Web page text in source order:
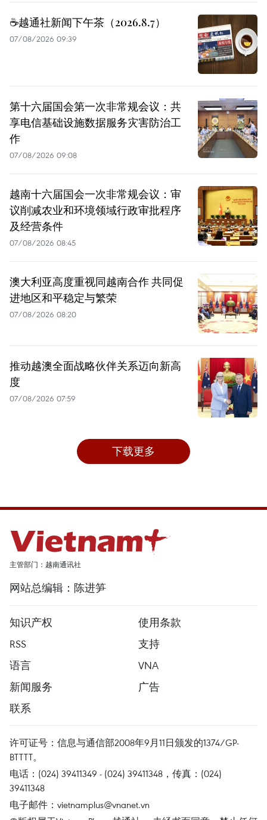
☕️越通社新闻下午茶（2026.8.7）
07/08/2026 09:39
第十六届国会第一次非常规会议：共
享电信基础设施数据服务灾害防治工
作
07/08/2026 09:08
越南十六届国会一次非常规会议：审
议削减农业和环境领域行政审批程序
及经营条件
07/08/2026 08:45
澳大利亚高度重视同越南合作 共同促
进地区和平稳定与繁荣
07/08/2026 08:20
推动越澳全面战略伙伴关系迈向新高
度
07/08/2026 07:59
下载更多
主管部门：越南通讯社
网站总编辑：陈进笋
知识产权
使用条款
RSS
支持
语言
VNA
新闻服务
广告
联系
许可证号：信息与通信部2008年9月11日颁发的1374/GP-
BTTTT。
电话：(024) 39411349 - (024) 39411348，传真：(024)
39411348
电子邮件： vietnamplus@vnanet.vn